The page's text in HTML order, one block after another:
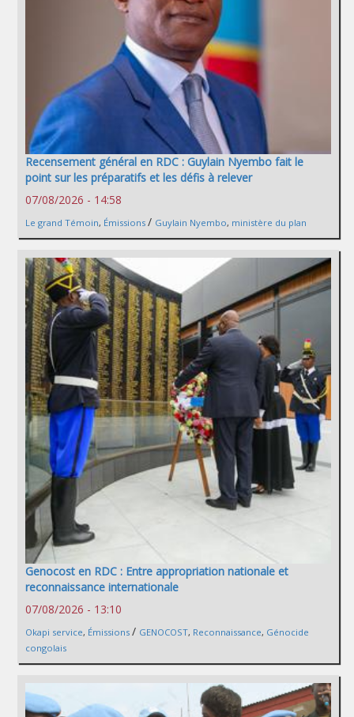
Recensement général en RDC : Guylain Nyembo fait le
point sur les préparatifs et les défis à relever
07/08/2026 - 14:58
Le grand Témoin, Émissions / Guylain Nyembo, ministère du plan
Genocost en RDC : Entre appropriation nationale et
reconnaissance internationale
07/08/2026 - 13:10
Okapi service, Émissions / GENOCOST, Reconnaissance, Génocide
congolais